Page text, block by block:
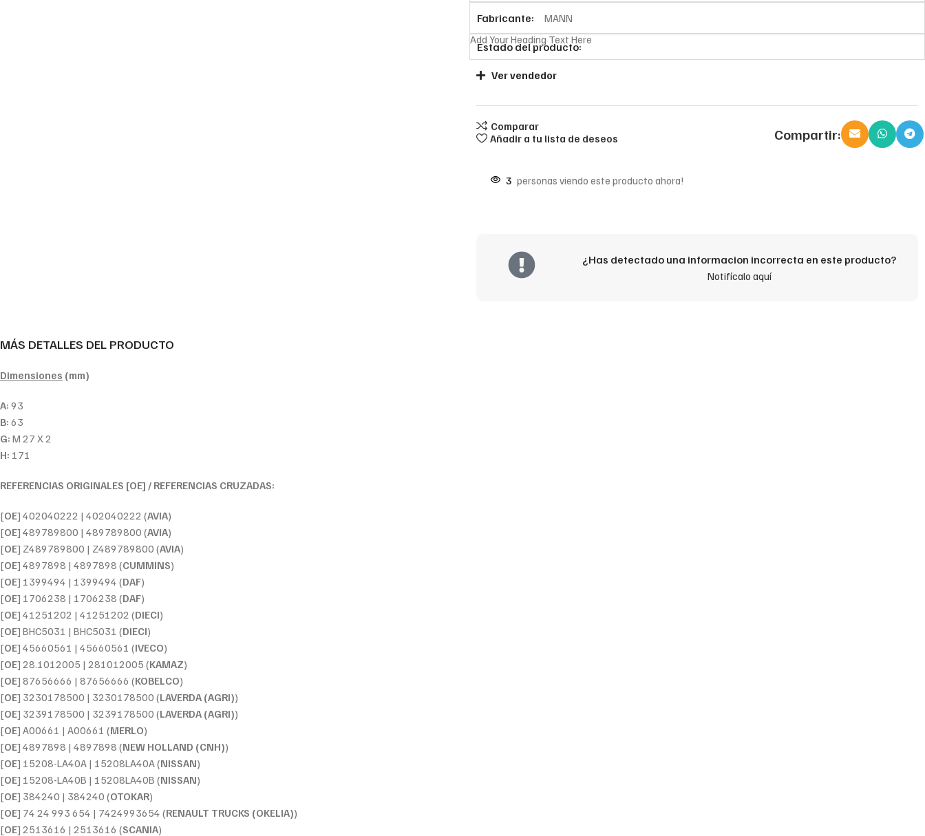
Fabricante: MANN
Estado del producto:
Add Your Heading Text Here
Ver vendedor
Comparar
Añadir a tu lista de deseos
Compartir:
3 personas viendo este producto ahora!
¿Has detectado una informacion incorrecta en este producto?
Notifícalo aquí
MÁS DETALLES DEL PRODUCTO
Dimensiones (mm)
A: 93
B: 63
G: M 27 X 2
H: 171
REFERENCIAS ORIGINALES [OE] / REFERENCIAS CRUZADAS:
[OE] 402040222 | 402040222 (AVIA)
[OE] 489789800 | 489789800 (AVIA)
[OE] Z489789800 | Z489789800 (AVIA)
[OE] 4897898 | 4897898 (CUMMINS)
[OE] 1399494 | 1399494 (DAF)
[OE] 1706238 | 1706238 (DAF)
[OE] 41251202 | 41251202 (DIECI)
[OE] BHC5031 | BHC5031 (DIECI)
[OE] 45660561 | 45660561 (IVECO)
[OE] 28.1012005 | 281012005 (KAMAZ)
[OE] 87656666 | 87656666 (KOBELCO)
[OE] 3230178500 | 3230178500 (LAVERDA (AGRI))
[OE] 3239178500 | 3239178500 (LAVERDA (AGRI))
[OE] A00661 | A00661 (MERLO)
[OE] 4897898 | 4897898 (NEW HOLLAND (CNH))
[OE] 15208-LA40A | 15208LA40A (NISSAN)
[OE] 15208-LA40B | 15208LA40B (NISSAN)
[OE] 384240 | 384240 (OTOKAR)
[OE] 74 24 993 654 | 7424993654 (RENAULT TRUCKS (OKELIA))
[OE] 2513616 | 2513616 (SCANIA)